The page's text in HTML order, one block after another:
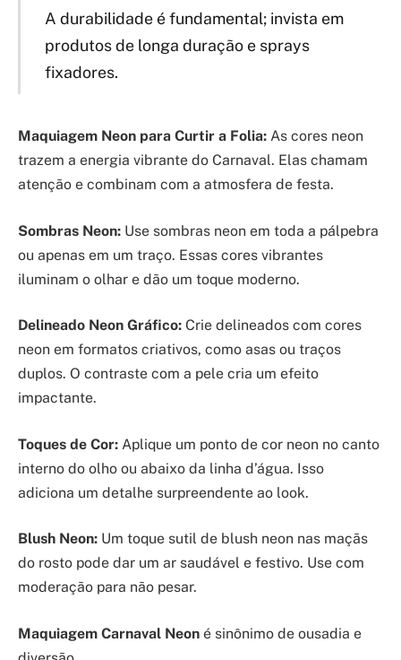
A durabilidade é fundamental; invista em
produtos de longa duração e sprays
fixadores.
Maquiagem Neon para Curtir a Folia: As cores neon
trazem a energia vibrante do Carnaval. Elas chamam
atenção e combinam com a atmosfera de festa.
Sombras Neon: Use sombras neon em toda a pálpebra
ou apenas em um traço. Essas cores vibrantes
iluminam o olhar e dão um toque moderno.
Delineado Neon Gráfico: Crie delineados com cores
neon em formatos criativos, como asas ou traços
duplos. O contraste com a pele cria um efeito
impactante.
Toques de Cor: Aplique um ponto de cor neon no canto
interno do olho ou abaixo da linha d’água. Isso
adiciona um detalhe surpreendente ao look.
Blush Neon: Um toque sutil de blush neon nas maçãs
do rosto pode dar um ar saudável e festivo. Use com
moderação para não pesar.
Maquiagem Carnaval Neon é sinônimo de ousadia e